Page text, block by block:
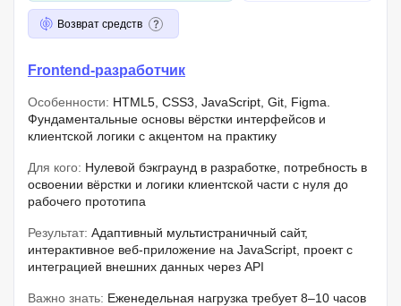
Возврат средств
Frontend-разработчик
Особенности: HTML5, CSS3, JavaScript, Git, Figma.
Фундаментальные основы вёрстки интерфейсов и
клиентской логики с акцентом на практику
Для кого: Нулевой бэкграунд в разработке, потребность в
освоении вёрстки и логики клиентской части с нуля до
рабочего прототипа
Результат: Адаптивный мультистраничный сайт,
интерактивное веб-приложение на JavaScript, проект с
интеграцией внешних данных через API
Важно знать: Еженедельная нагрузка требует 8–10 часов